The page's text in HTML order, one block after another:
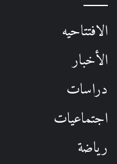
الافتتاحيه
الأخبار
دراسات
اجتماعيات
رياضة